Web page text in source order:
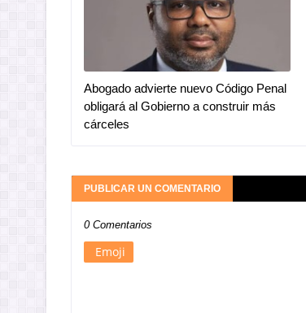
Abogado advierte nuevo Código Penal
obligará al Gobierno a construir más
cárceles
PUBLICAR UN COMENTARIO
0 Comentarios
Emoji